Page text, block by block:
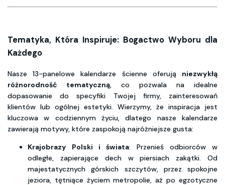
Tematyka, Która Inspiruje: Bogactwo Wyboru dla
Każdego
Nasze 13-panelowe kalendarze ścienne oferują niezwykłą
różnorodność tematyczną, co pozwala na idealne
dopasowanie do specyfiki Twojej firmy, zainteresowań
klientów lub ogólnej estetyki. Wierzymy, że inspiracja jest
kluczowa w codziennym życiu, dlatego nasze kalendarze
zawierają motywy, które zaspokoją najróżniejsze gusta:
Krajobrazy Polski i świata: Przenieś odbiorców w
odległe, zapierające dech w piersiach zakątki. Od
majestatycznych górskich szczytów, przez spokojne
jeziora, tętniące życiem metropolie, aż po egzotyczne